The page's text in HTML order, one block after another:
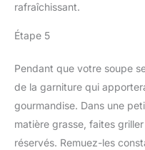
rafraîchissant.
Étape 5
Pendant que votre soupe
de la garniture qui
gourmandise. Dans une
matière grasse, faites
réservés. Remuez-les